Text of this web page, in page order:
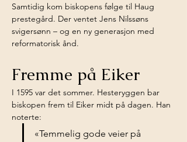
Samtidig kom biskopens følge til Haug
prestegård. Der ventet Jens Nilssøns
svigersønn – og en ny generasjon med
reformatorisk ånd.
Fremme på Eiker
I 1595 var det sommer. Hesteryggen bar
biskopen frem til Eiker midt på dagen. Han
noterte:
«Temmelig gode veier på